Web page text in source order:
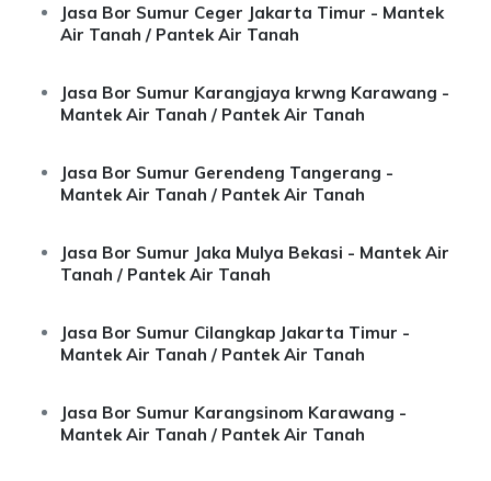
Jasa Bor Sumur Ceger Jakarta Timur - Mantek
Air Tanah / Pantek Air Tanah
Jasa Bor Sumur Karangjaya krwng Karawang -
Mantek Air Tanah / Pantek Air Tanah
Jasa Bor Sumur Gerendeng Tangerang -
Mantek Air Tanah / Pantek Air Tanah
Jasa Bor Sumur Jaka Mulya Bekasi - Mantek Air
Tanah / Pantek Air Tanah
Jasa Bor Sumur Cilangkap Jakarta Timur -
Mantek Air Tanah / Pantek Air Tanah
Jasa Bor Sumur Karangsinom Karawang -
Mantek Air Tanah / Pantek Air Tanah